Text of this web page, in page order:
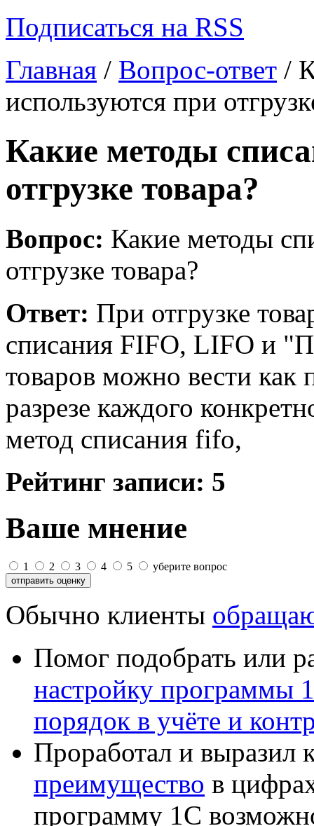
Подписаться на RSS
Главная / Вопрос-ответ /
используются при
Какие методы
отгрузке товара?
Вопрос: Какие методы
отгрузке товара?
Ответ: При отгрузке
списания FIFO, LIFO и
товаров можно вести как
разрезе каждого
метод списания fifo,
Рейтинг записи: 5
Ваше мнение
1 2 3 4 5 уберите вопрос
Обычно клиенты
Помог подобрать или
настройку программы
порядок в учёте и
Проработал и выразил
преимущество в
программу 1С